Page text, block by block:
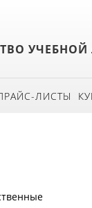
УЧЕБНОЙ
ЛИСТЫ